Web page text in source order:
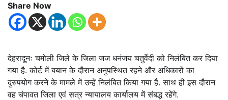
Share Now
देहरादूनः चमोली जिले के जिला जज धनंजय चतुर्वेदी को निलंबित कर दिया
गया है. कोर्ट में बयान के दौरान अनुपस्थित रहने और अधिकारों का
दुरुपयोग करने के मामले में उन्हें निलंबित किया गया है. साथ ही इस दौरान
वह चंपावत जिला एवं सत्र न्यायालय कार्यालय में संबद्ध रहेंगे.